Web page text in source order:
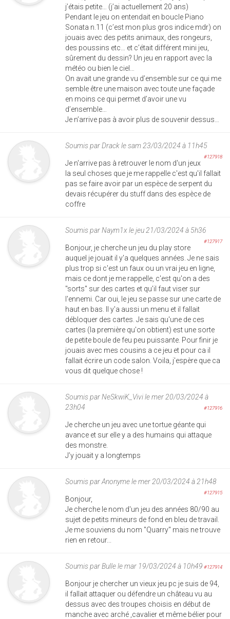
j’étais petite… (j’ai actuellement 20 ans)
Pendant le jeu on entendait en boucle Piano
Sonata n.11 (c’est mon plus gros indice mdr) on
jouais avec des petits animaux, des rongeurs,
des poussins etc… et c’était différent mini jeu,
sûrement du dessin? Un jeu en rapport avec la
météo ou bien le ciel…
On avait une grande vu d’ensemble sur ce qui me
semble être une maison avec toute une façade
en moins ce qui permet d’avoir une vu
d’ensemble…
Je n’arrive pas à avoir plus de souvenir dessus…
Soumis parDrackle sam 23/03/2024 à 11h45
#127918
Je n'arrive pas à retrouver le nom d'un jeux
la seul choses que je me rappelle c'est qu'il fallait
pas se faire avoir par un espèce de serpent du
devais récupérer du stuff dans des espèce de
coffre
Soumis parNaym1xle jeu 21/03/2024 à 5h36
#127917
Bonjour, je cherche un jeu du play store
auquel je jouait il y'a quelques années. Je ne sais
plus trop si c'est un faux ou un vrai jeu en ligne,
mais ce dont je me rappelle, c'est qu'on a des
"sorts" sur des cartes et qu'il faut viser sur
l'ennemi. Car oui, le jeu se passe sur une carte de
haut en bas. Il y'a aussi un menu et il fallait
débloquer des cartes. Je sais qu'une de ces
cartes (la première qu'on obtient) est une sorte
de petite boule de feu peu puissante. Pour finir je
jouais avec mes cousins a ce jeu et pour ca il
fallait écrire un code salon. Voila, j'espère que ca
vous dit quelque chose !
Soumis parNeSkwiK_Vivile mer 20/03/2024 à
23h04
#127916
Je cherche un jeu avec une tortue géante qui
avance et sur elle y a des humains qui attaque
des monstre.
J’y jouait y a longtemps
Soumis parAnonymele mer 20/03/2024 à 21h48
#127915
Bonjour,
Je cherche le nom d'un jeu des années 80/90 au
sujet de petits mineurs de fond en bleu de travail.
Je me souviens du nom "Quarry" mais ne trouve
rien en retour...
Soumis parBullele mar 19/03/2024 à 10h49 #127914
Bonjour je chercher un vieux jeu pc je suis de 94,
il fallait attaquer ou défendre un château vu au
dessus avec des troupes choisis en début de
manche avec arché ,cavalier et même bélier pour